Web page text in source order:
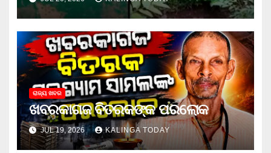
ରାଜ୍ୟ ଖବର
ଖବରକାଗଜ ବିତରକଙ୍କ ପରଲୋକ
JUL 19, 2026 KALINGA TODAY